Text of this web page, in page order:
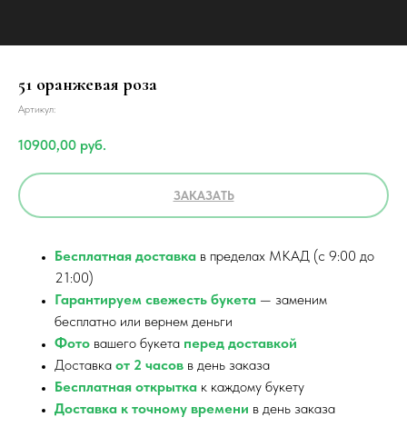
51 оранжевая роза
Артикул:
10900,00 руб.
ЗАКАЗАТЬ
Бесплатная доставка в пределах МКАД (с 9:00 до
21:00)
Гарантируем свежесть букета — заменим
бесплатно или вернем деньги
Фото вашего букета перед доставкой
Доставка от 2 часов в день заказа
Бесплатная открытка к каждому букету
Доставка к точному времени в день заказа